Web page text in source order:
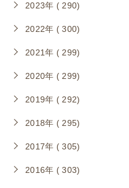
2023年 ( 290)
2022年 ( 300)
2021年 ( 299)
2020年 ( 299)
2019年 ( 292)
2018年 ( 295)
2017年 ( 305)
2016年 ( 303)